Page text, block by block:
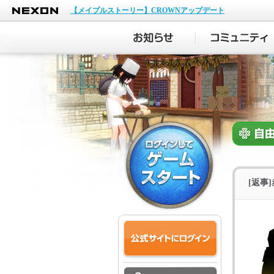
NEXON
【メイプルストーリー】CROWNアップデート
[返事]